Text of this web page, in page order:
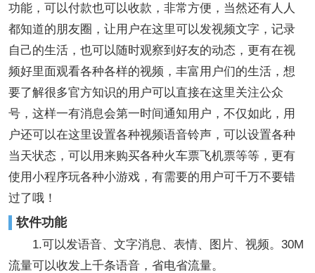
功能，可以付款也可以收款，非常方便，当然还有人人
都知道的朋友圈，让用户在这里可以发视频文字，记录
自己的生活，也可以随时观察到好友的动态，更有在视
频好里面观看各种各样的视频，丰富用户们的生活，想
要了解很多官方知识的用户可以直接在这里关注公众
号，这样一有消息会第一时间通知用户，不仅如此，用
户还可以在这里设置各种视频语音铃声，可以设置各种
当天状态，可以用来购买各种火车票飞机票等等，更有
使用小程序玩各种小游戏，有需要的用户可千万不要错
过了哦！
软件功能
1.可以发语音、文字消息、表情、图片、视频。30M
流量可以收发上千条语音，省电省流量。